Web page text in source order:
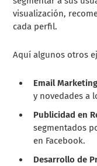
visualización,
cada perfil.
Aquí algunos otros
Email
y novedades a
Publicidad en
segmentados
en Facebook.
Desarrollo de